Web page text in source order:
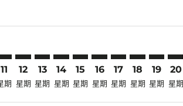
11
期
12
星期
13
星期
14
星期
15
星期
16
星期
17
星期
18
星期
19
星期
20
星期